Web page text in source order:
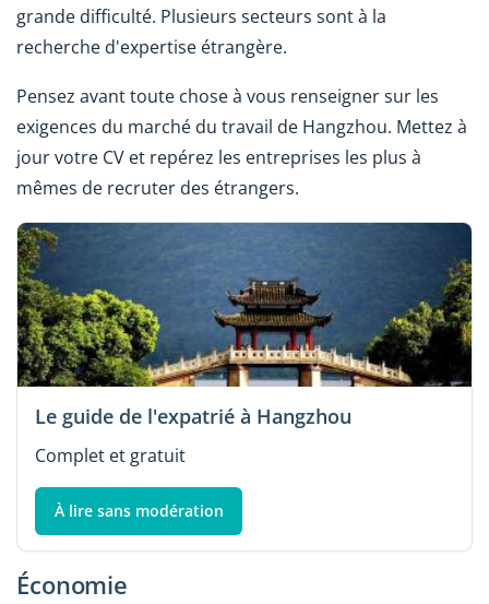
grande difficulté. Plusieurs secteurs sont à la
recherche d'expertise étrangère.
Pensez avant toute chose à vous renseigner sur les
exigences du marché du travail de Hangzhou. Mettez à
jour votre CV et repérez les entreprises les plus à
mêmes de recruter des étrangers.
Le guide de l'expatrié à Hangzhou
Complet et gratuit
À lire sans modération
Économie